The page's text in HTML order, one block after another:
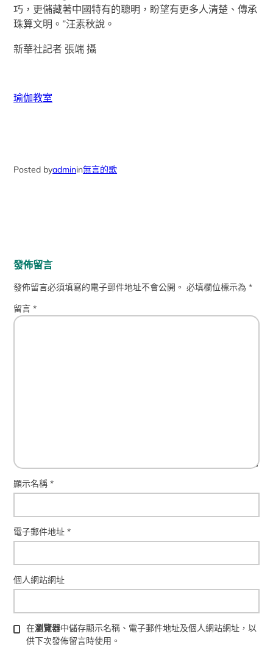
巧，更儲藏著中國特有的聰明，盼望有更多人清楚、傳承
珠算文明。”汪素秋說。
新華社記者 張端 攝
瑜伽教室
Posted byadminin無言的歌
發佈留言
發佈留言必須填寫的電子郵件地址不會公開。 必填欄位標示為*
留言*
顯示名稱*
電子郵件地址*
個人網站網址
在瀏覽器中儲存顯示名稱、電子郵件地址及個人網站網址，以
供下次發佈留言時使用。